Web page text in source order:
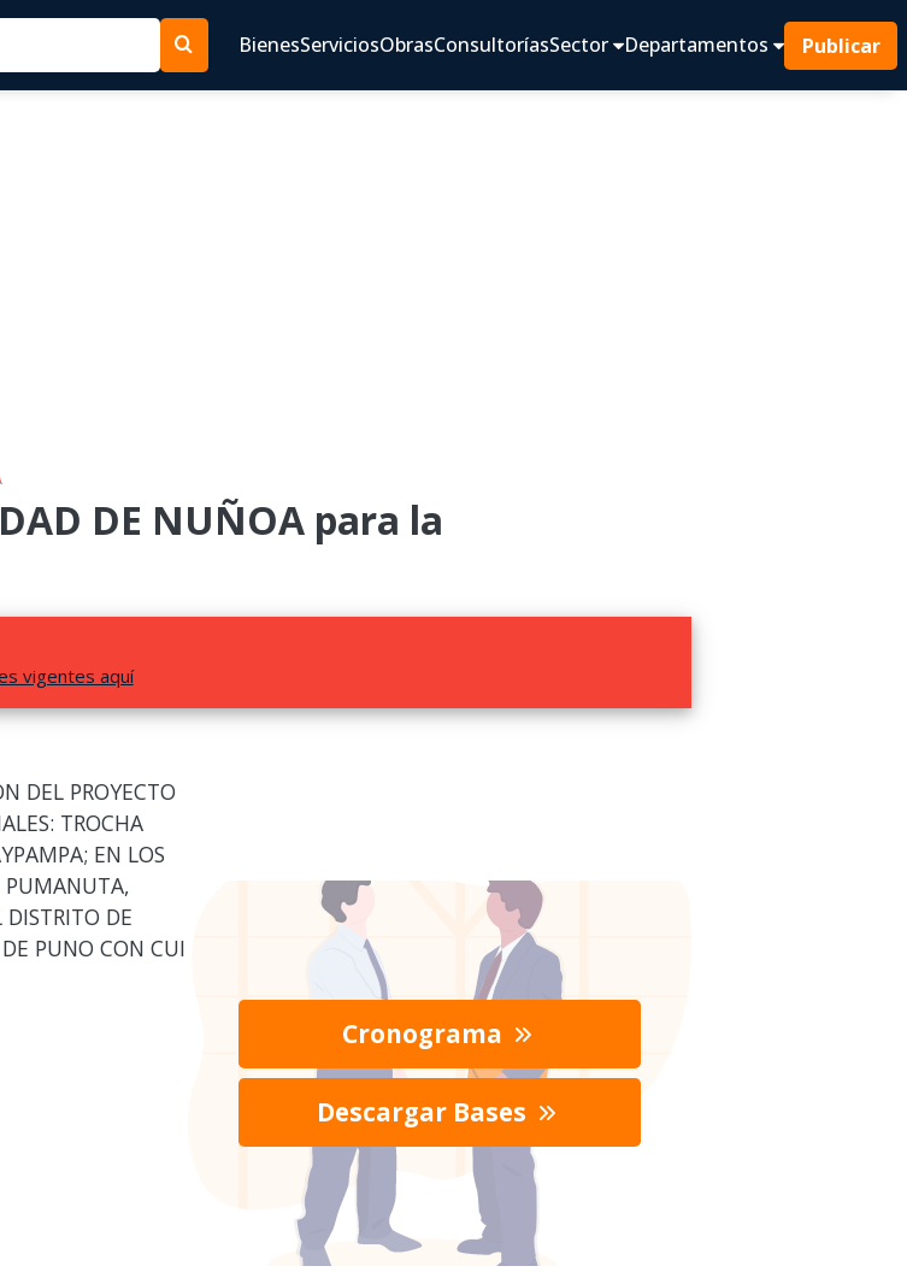
BienesServiciosObrasConsultoríasSector Departamentos Publicar
DE NUÑOA para la
vigentes aquí
DEL PROYECTO
TROCHA
EN LOS
PUMANUTA,
DE
PUNO CON CUI
Cronograma
Descargar Bases